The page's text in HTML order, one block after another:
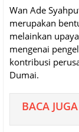
Wan Ade
merupakan
melainkan
mengenai
kontribusi
Dumai.
BACA JUGA